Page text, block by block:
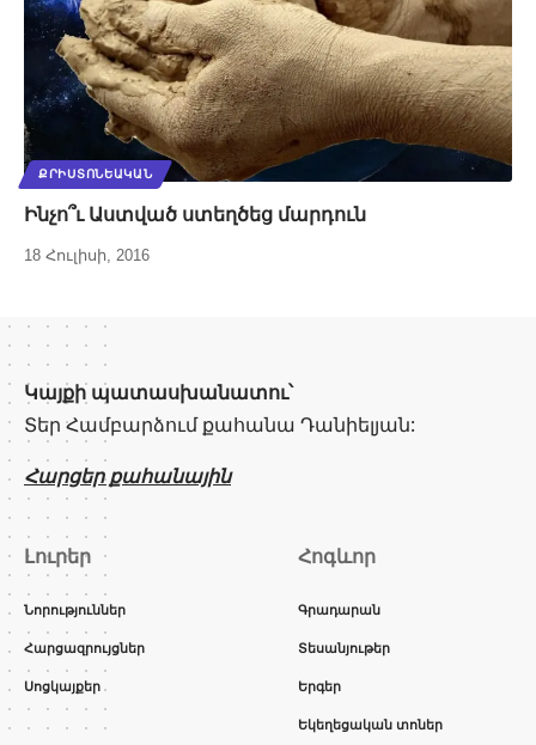
ՔՐԻՍՏՈՆԵԱԿԱՆ
Ինչո՞ւ Աստված ստեղծեց մարդուն
18 Հուլիսի, 2016
Կայքի պատասխանատու՝
Տեր Համբարձում քահանա Դանիելյան:
Հարցեր քահանային
Լուրեր
Նորություններ
Հարցազրույցներ
Սոցկայքեր
Հոգևոր
Գրադարան
Տեսանյութեր
Երգեր
Եկեղեցական տոներ